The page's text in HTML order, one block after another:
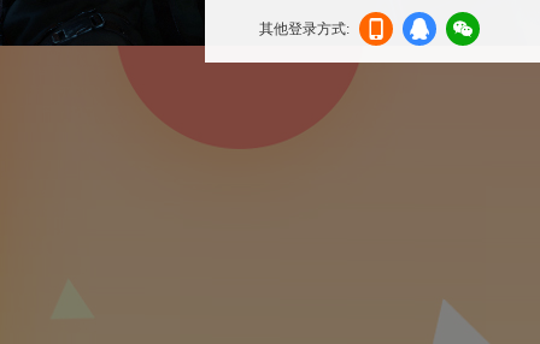
其他登录方式:
机登
登录
信登